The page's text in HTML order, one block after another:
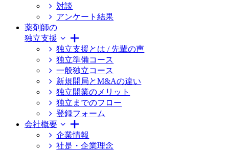
対談
アンケート結果
薬剤師の
独立支援
独立支援とは / 先輩の声
独立準備コース
一般独立コース
新規開局とM&Aの違い
独立開業のメリット
独立までのフロー
登録フォーム
会社概要
企業情報
社是・企業理念